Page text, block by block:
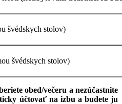
švédskych stolov)
švédskych stolov)
obed/večeru a nezúčastnite
účtovať na izbu a budete ju